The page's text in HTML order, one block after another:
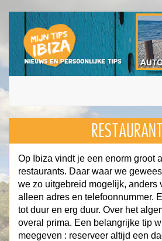
Op Ibiza vindt je een enorm groot
restaurants. Daar waar we
we zo uitgebreid mogelijk, anders
alleen adres en telefoonnummer.
tot duur en erg duur. Over het
overal prima. Een belangrijke tip
meegeven : reserveer altijd een